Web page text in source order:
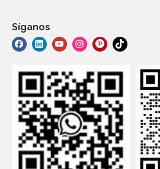
Síganos